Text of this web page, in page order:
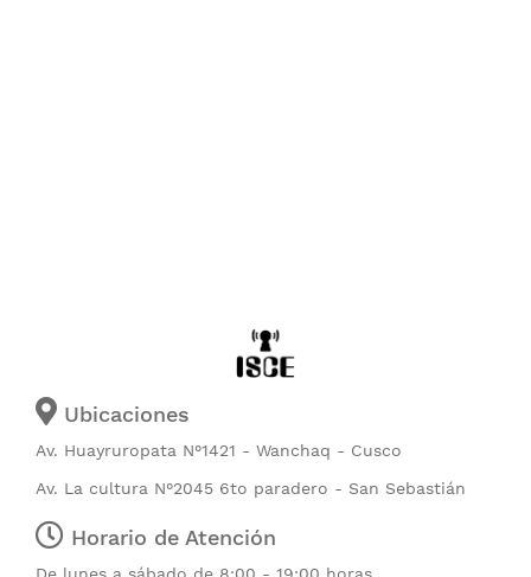
Ubicaciones
Av. Huayruropata N°1421 - Wanchaq - Cusco
Av. La cultura N°2045 6to paradero - San Sebastián
Horario de Atención